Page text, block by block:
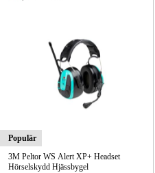
Populär
3M Peltor WS Alert XP+ Headset
Hörselskydd Hjässbygel